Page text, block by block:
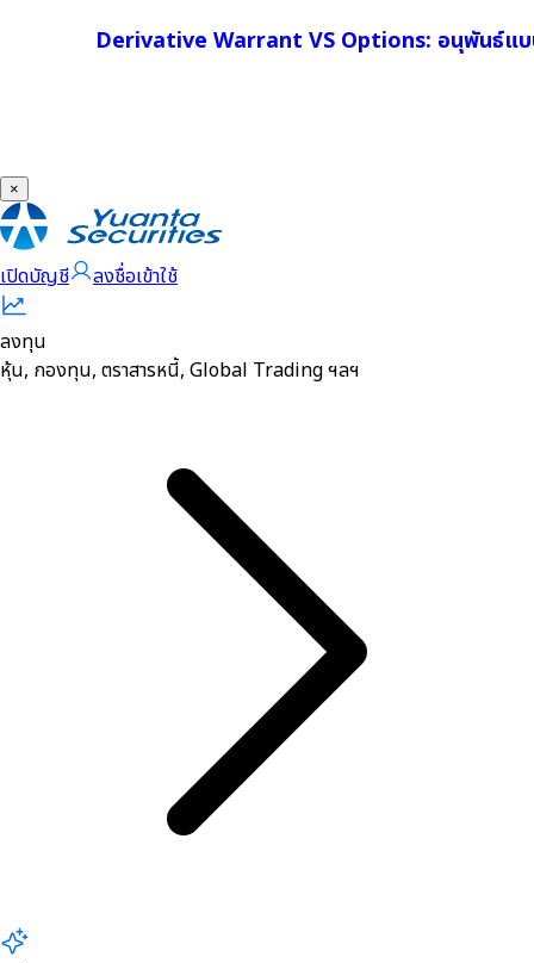
Derivative Warrant VS Options: อนุพันธ์แบ
×
เปิดบัญชี ลงชื่อเข้าใช้
ลงทุน
หุ้น, กองทุน, ตราสารหนี้, Global Trading ฯลฯ